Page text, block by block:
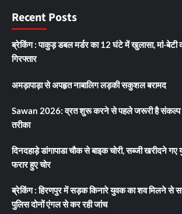
Recent Posts
ब्रेकिंग : पाकुड़ डबल मर्डर का 12 घंटे में खुलासा, मां-बेटी
गिरफ्तार
अमड़ापाड़ा से अपहृत नाबालिग लड़की सकुशल बरामद
Sawan 2026: व्रत शुरू करने से पहले जरूरी है संकल्प
तरीका
दिनदहाड़े डांगापाडा चौक से बाइक चोरी, सब्जी खरीदने
फरार हुए चोर
ब्रेकिंग : हिरणपुर में सड़क किनारे युवक का शव मिलने से
पुलिस दोनों एंगल से कर रही जांच